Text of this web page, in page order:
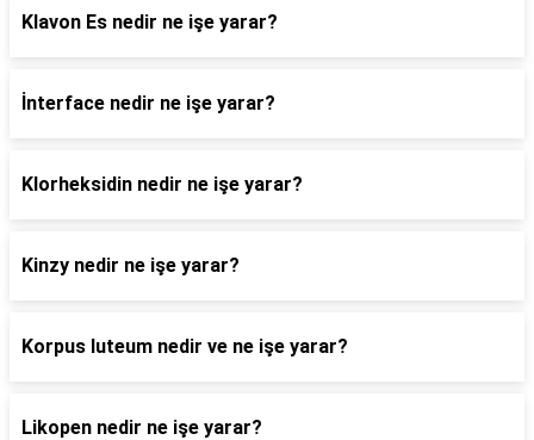
Klavon Es nedir ne işe yarar?
İnterface nedir ne işe yarar?
Klorheksidin nedir ne işe yarar?
Kinzy nedir ne işe yarar?
Korpus luteum nedir ve ne işe yarar?
Likopen nedir ne işe yarar?